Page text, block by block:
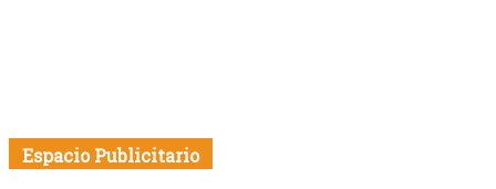
Espacio Publicitario